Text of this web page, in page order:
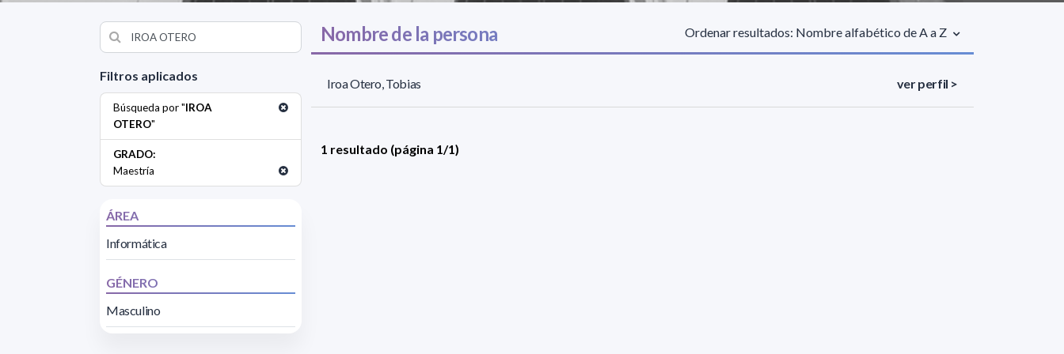
Filtros aplicados
Búsqueda por "IROA
OTERO"
GRADO:
Maestría
ÁREA
Informática
GÉNERO
Masculino
Nombre de la persona Ordenar resultados: Nombre alfabético de A a Z
Iroa Otero, Tobias ver perfil >
1 resultado (página 1/1)